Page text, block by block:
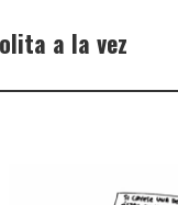
a la vez